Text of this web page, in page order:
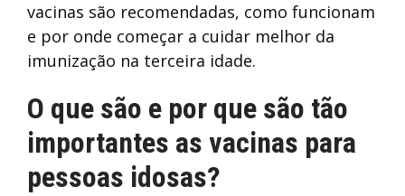
vacinas são recomendadas, como funcionam
e por onde começar a cuidar melhor da
imunização na terceira idade.
O que são e por que são tão
importantes as vacinas para
pessoas idosas?